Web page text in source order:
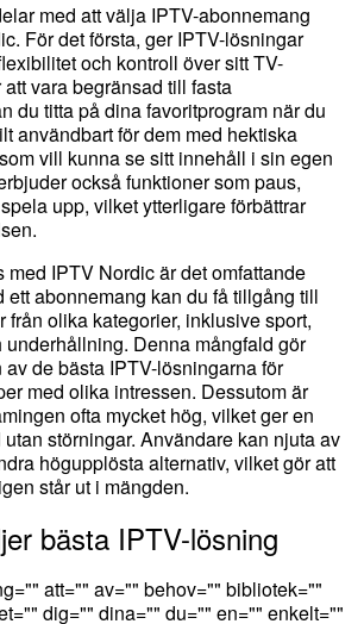
med att välja IPTV-abonnemang
För det första, ger IPTV-lösningar
och kontroll över sitt TV-
vara begränsad till fasta
du titta på dina favoritprogram när du
användbart för dem med hektiska
vill kunna se sitt innehåll i sin egen
också funktioner som paus,
upp, vilket ytterligare förbättrar
med IPTV Nordic är det omfattande
ett abonnemang kan du få tillgång till
från olika kategorier, inklusive sport,
underhållning. Denna mångfald gör
de bästa IPTV-lösningarna för
med olika intressen. Dessutom är
ofta mycket hög, vilket ger en
störningar. Användare kan njuta av
högupplösta alternativ, vilket gör att
står ut i mängden.
bästa IPTV-lösning
att="" av="" behov="" bibliotek=""
dig="" dina="" du="" en="" enkelt=""